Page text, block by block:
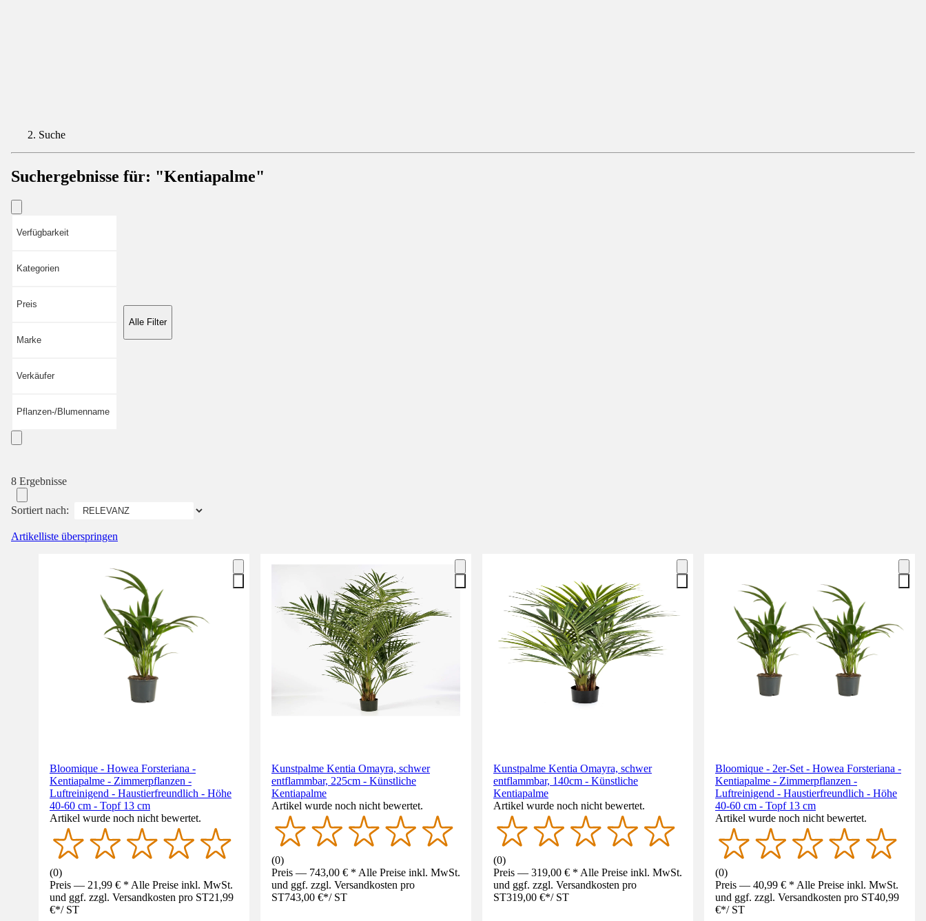
Suche
Suchergebnisse für: "Kentiapalme"
Verfügbarkeit
Kategorien
Preis
Marke
Verkäufer
Pflanzen-/Blumenname
Alle Filter
8 Ergebnisse
Sortiert nach:
Artikelliste überspringen
Bloomique - Howea Forsteriana -
Kentiapalme - Zimmerpflanzen -
Luftreinigend - Haustierfreundlich - Höhe
40-60 cm - Topf 13 cm
Artikel wurde noch nicht bewertet.
(0)
Preis — 21,99 € * Alle Preise inkl. MwSt.
und ggf. zzgl. Versandkosten pro ST21,99
€*/ ST
Kunstpalme Kentia Omayra, schwer
entflammbar, 225cm - Künstliche
Kentiapalme
Artikel wurde noch nicht bewertet.
(0)
Preis — 743,00 € * Alle Preise inkl. MwSt.
und ggf. zzgl. Versandkosten pro
ST743,00 €*/ ST
Kunstpalme Kentia Omayra, schwer
entflammbar, 140cm - Künstliche
Kentiapalme
Artikel wurde noch nicht bewertet.
(0)
Preis — 319,00 € * Alle Preise inkl. MwSt.
und ggf. zzgl. Versandkosten pro
ST319,00 €*/ ST
Bloomique - 2er-Set - Howea Forsteriana -
Kentiapalme - Zimmerpflanzen -
Luftreinigend - Haustierfreundlich - Höhe
40-60 cm - Topf 13 cm
Artikel wurde noch nicht bewertet.
(0)
Preis — 40,99 € * Alle Preise inkl. MwSt.
und ggf. zzgl. Versandkosten pro ST40,99
€*/ ST